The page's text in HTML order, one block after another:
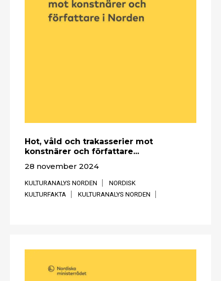
Hot, våld och trakasserier mot
konstnärer och författare...
28 november 2024
KULTURANALYS NORDEN
NORDISK
KULTURFAKTA
KULTURANALYS NORDEN